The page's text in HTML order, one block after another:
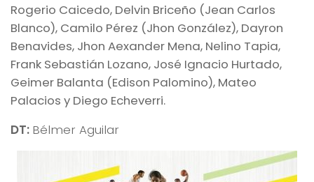
Rogerio Caicedo, Delvin Briceño (Jean Carlos
Blanco), Camilo Pérez (Jhon González), Dayron
Benavides, Jhon Aexander Mena, Nelino Tapia,
Frank Sebastián Lozano, José Ignacio Hurtado,
Geimer Balanta (Edison Palomino), Mateo
Palacios y Diego Echeverri.
DT: Bélmer Aguilar